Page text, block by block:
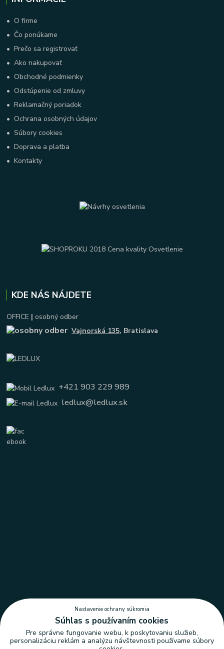
• O firme
• Čo ponúkame
•Prečo sa registrovať
•Ako nakupovať
• Obchodné podmienky
• Odstúpenie od zmluvy
•Reklamačný poriadok
• Ochrana osobných údajov
•Súbory cookies
•Doprava a platba
•Kontakty
KDE NÁS NÁJDETE
OFFICE | osobný odber
Vajnorská 135, Bratislava
+421 903 229 989
ledlux@ledlux.sk
Nastavenie ochrany súkromia
Súhlas s používaním cookies
Pre správne fungovanie webu, k poskytovaniu služieb,
personalizáciu reklám a analýzu návštevnosti používame súbory